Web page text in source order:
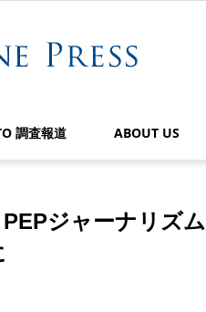
調査報道 ABOUT US
PEPジャーナリズ